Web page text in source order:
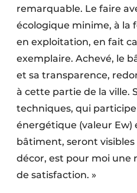
remarquable. Le faire
écologique minime, à la
en exploitation, en fait
exemplaire. Achevé, le
et sa transparence,
à cette partie de la ville.
techniques, qui
énergétique (valeur
bâtiment, seront
décor, est pour moi une
de satisfaction. »